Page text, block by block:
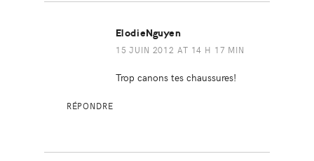
ElodieNguyen
15 JUIN 2012 AT 14 H 17 MIN
Trop canons tes chaussures!
RÉPONDRE